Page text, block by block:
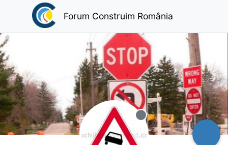
Forum Construim România
Deconectat